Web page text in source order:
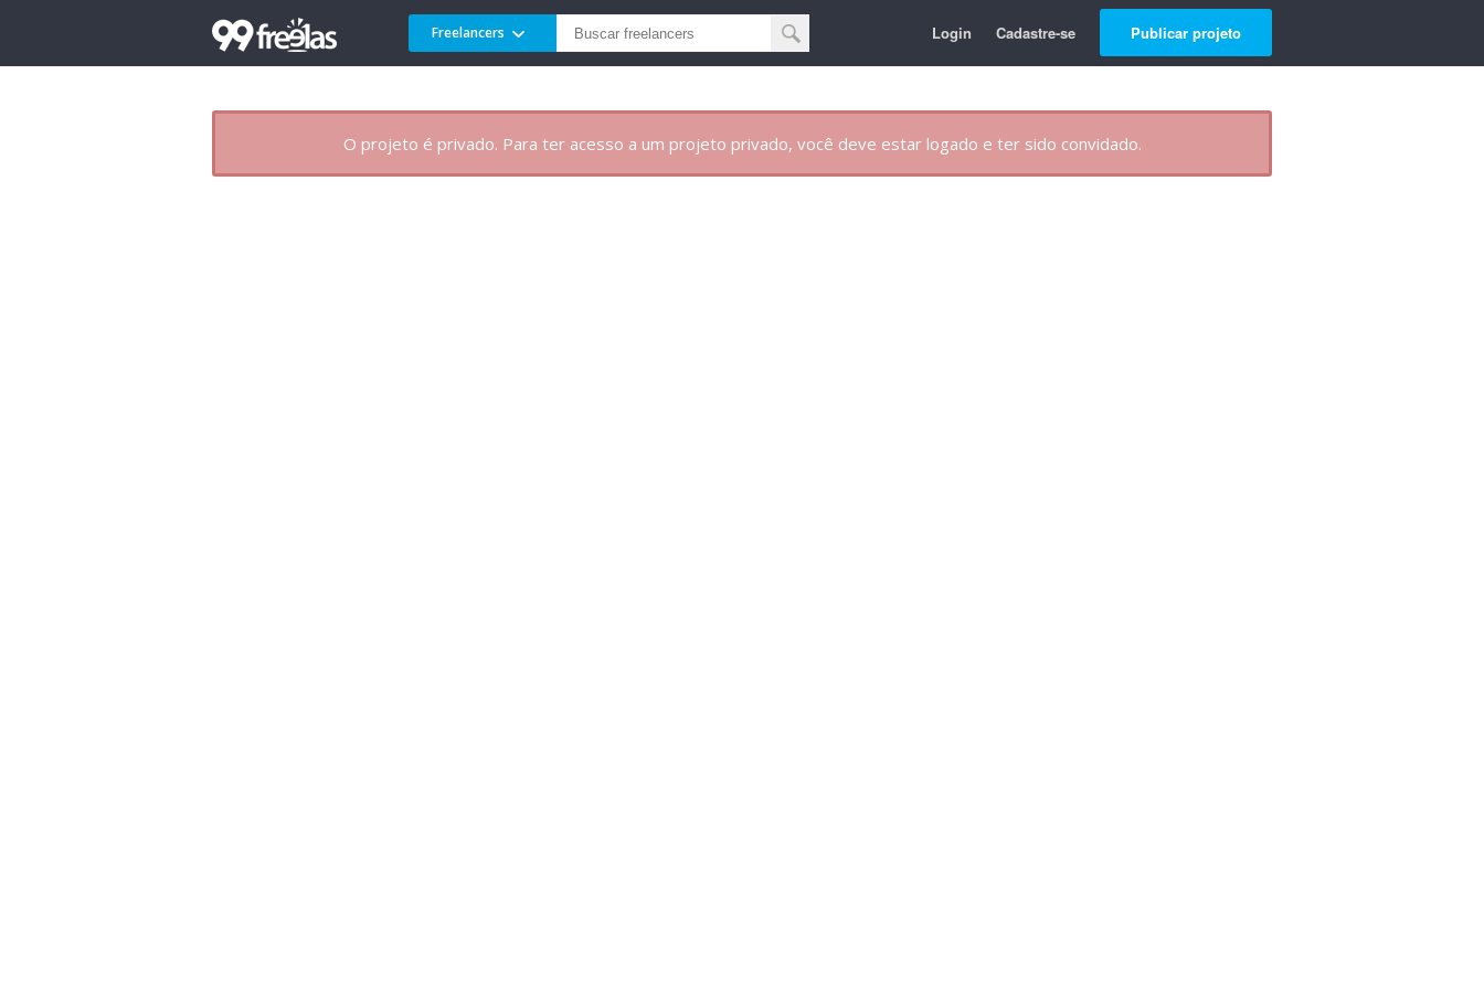
Freelancers Login Cadastre-se Publicar projeto
O projeto é privado. Para ter acesso a um projeto privado, você deve estar logado e ter sido convidado.